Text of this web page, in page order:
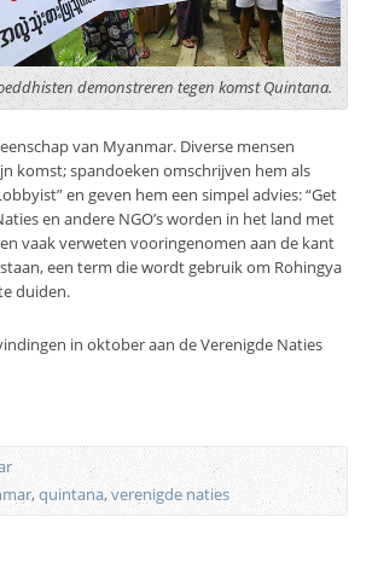
demonstreren tegen komst Quintana.
van Myanmar. Diverse mensen
komst; spandoeken omschrijven hem als
en geven hem een simpel advies: “Get
en andere NGO’s worden in het land met
vaak verweten vooringenomen aan de kant
staan, een term die wordt gebruik om Rohingya
duiden.
in oktober aan de Verenigde Naties
,quintana,verenigde naties